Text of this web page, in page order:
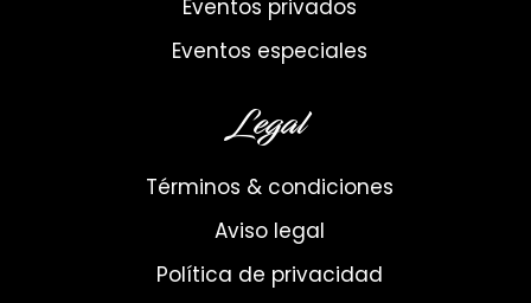
Eventos privados
Eventos especiales
Legal
Términos & condiciones
Aviso legal
Política de privacidad